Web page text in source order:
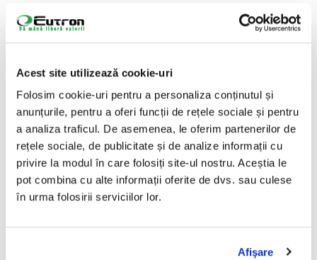
Acest site utilizează cookie-uri
Folosim cookie-uri pentru a personaliza conținutul și
anunțurile, pentru a oferi funcții de rețele sociale și pentru
a analiza traficul. De asemenea, le oferim partenerilor de
rețele sociale, de publicitate și de analize informații cu
privire la modul în care folosiți site-ul nostru. Aceștia le
pot combina cu alte informații oferite de dvs. sau culese
în urma folosirii serviciilor lor.
Afişare
IDENTIFICARE AUTOMATĂ PRODUSE,
DOCUMENTE IDENTIFICARE & PERSOANE
Identificare Produse
Scanare Acte Identitate & Documente
Identificare Persoane
AI NEVOIE DE O SOLUTIE SPECIFICA INDUSTRIEI TALE?